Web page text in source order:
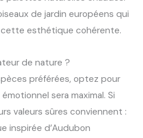
de jardin européens qui
cette esthétique cohérente.
de nature ?
préférées, optez pour
sera maximal. Si
valeurs sûres conviennent :
inspirée d’Audubon